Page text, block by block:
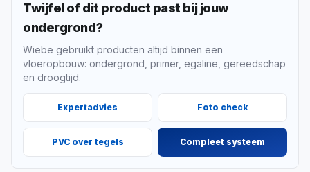
Twijfel of dit product past bij jouw
ondergrond?
Wiebe gebruikt producten altijd binnen een
vloeropbouw: ondergrond, primer, egaline, gereedschap
en droogtijd.
Expertadvies Foto check
PVC over tegels Compleet systeem